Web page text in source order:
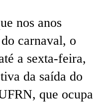
nos anos
carnaval, o
a sexta-feira,
da saída do
que ocupa